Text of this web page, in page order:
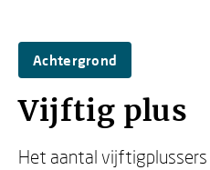
Achtergrond
Vijftig plus
Het aantal vijftigplussers